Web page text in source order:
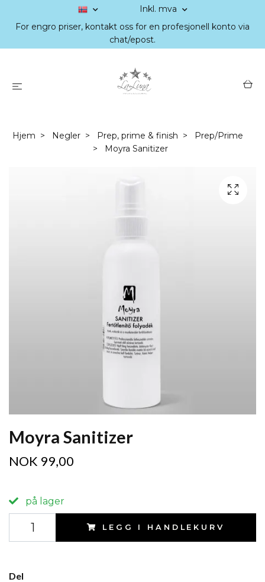
Inkl. mva
For engro priser, kontakt oss for en profesjonell konto via
chat/epost.
Hjem Negler Prep, prime & finish
Prep/Prime
Moyra Sanitizer
Moyra Sanitizer
NOK 99,00
på lager
LEGG I HANDLEKURV
Del